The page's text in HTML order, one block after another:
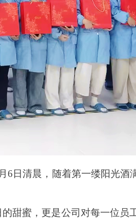
月6 日清晨，随着第一缕阳光酒
甜蜜，更是公司对每一位员